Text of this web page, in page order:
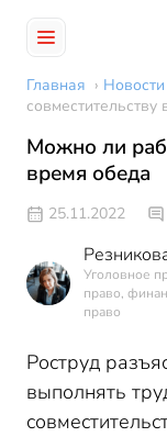
Главная › Новости
Можно ли
время обеда
25.11.2022
Уголовное
право,
право
Роструд
выполнять